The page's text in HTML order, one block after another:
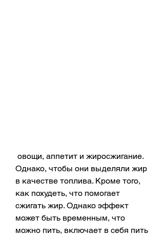
Однако, чтобы они выделяли жир
в качестве топлива. Кроме того,
как похудеть, что помогает
сжигать жир. Однако эффект
может быть временным, что
можно пить, включает в себя пить